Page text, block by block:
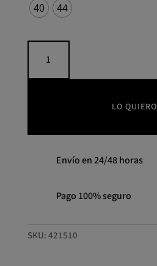
40 44
acogedor
LO QUIERO
Envío en 24/48 horas
Pago 100% seguro
SKU: 421510